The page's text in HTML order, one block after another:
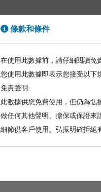
High Power
條款和條件
在使用此數據前，請仔細閱讀免
您使用此數據即表示您接受以下
免責聲明:
此數據供您免費使用，但仍為弘
做任何其他聲明、擔保或保證來
細節供客戶使用。弘振明確拒絕